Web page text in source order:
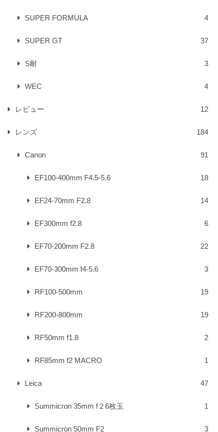
SUPER FORMULA 4
SUPER GT 37
S耐 3
WEC 4
レビュー 12
レンズ 184
Canon 91
EF100-400mm F4.5-5.6 18
EF24-70mm F2.8 14
EF300mm f2.8 6
EF70-200mm F2.8 22
EF70-300mm f4-5.6 3
RF100-500mm 19
RF200-800mm 19
RF50mm f1.8 2
RF85mm f2 MACRO 1
Leica 47
Summicron 35mm f２6枚玉 1
Summicron 50mm F2 3